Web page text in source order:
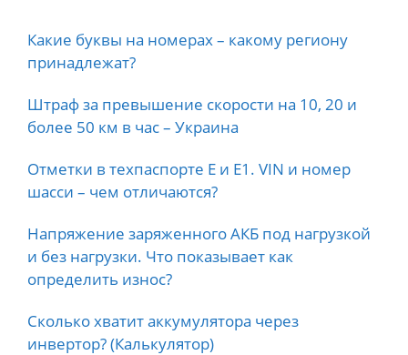
Какие буквы на номерах – какому региону
принадлежат?
Штраф за превышение скорости на 10, 20 и
более 50 км в час – Украина
Отметки в техпаспорте E и E1. VIN и номер
шасси – чем отличаются?
Напряжение заряженного АКБ под нагрузкой
и без нагрузки. Что показывает как
определить износ?
Сколько хватит аккумулятора через
инвертор? (Калькулятор)